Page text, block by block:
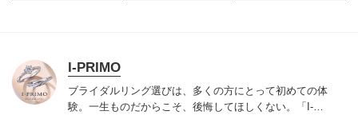
I-PRIMO
ブライダルリング選びは、多くの方にとって初めての体
験。一生ものだからこそ、後悔してほしくない。「I-